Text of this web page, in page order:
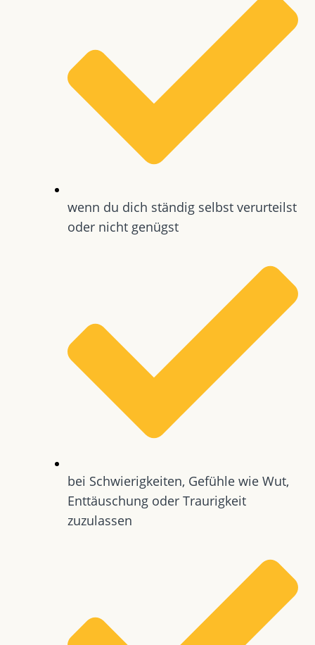
wenn du dich ständig selbst verurteilst
oder nicht genügst
bei Schwierigkeiten, Gefühle wie Wut,
Enttäuschung oder Traurigkeit
zuzulassen